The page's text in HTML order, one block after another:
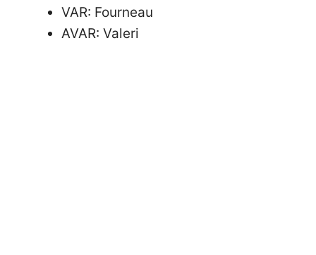
VAR: Fourneau
AVAR: Valeri